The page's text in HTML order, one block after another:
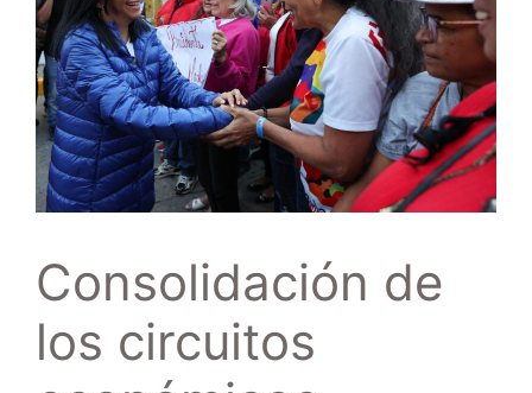
Consolidación de
los circuitos